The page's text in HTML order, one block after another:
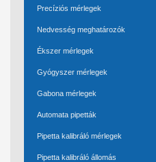
Precíziós mérlegek
Nedvesség meghatározók
Ékszer mérlegek
Gyógyszer mérlegek
Gabona mérlegek
Automata pipetták
Pipetta kalibráló mérlegek
Pipetta kalibráló állomás